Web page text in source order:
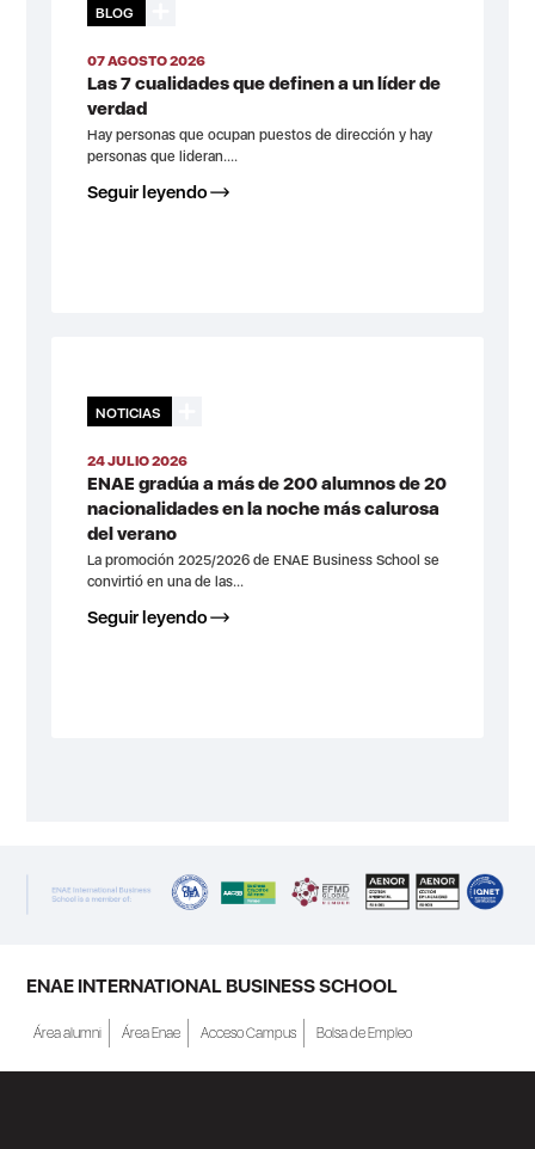
BLOG
07 AGOSTO 2026
Las 7 cualidades que definen a un líder de
verdad
Hay personas que ocupan puestos de dirección y hay
personas que lideran....
Seguir leyendo
NOTICIAS
24 JULIO 2026
ENAE gradúa a más de 200 alumnos de 20
nacionalidades en la noche más calurosa
del verano
La promoción 2025/2026 de ENAE Business School se
convirtió en una de las...
Seguir leyendo
ENAE INTERNATIONAL BUSINESS SCHOOL
Área alumni Área Enae Acceso Campus Bolsa de Empleo